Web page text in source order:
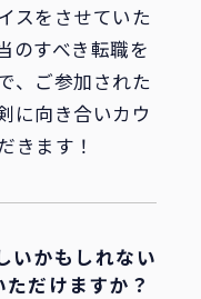
スをさせていた
のすべき転職を
、ご参加された
に向き合いカウ
きます！
いかもしれない
だけますか？